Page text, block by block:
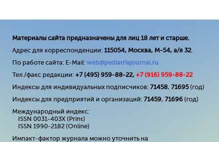
Материалы сайта предназначены для лиц 18 лет и старше.
Адрес для корреспонденции: 115054, Москва, М-54, а/я 32.
По работе сайта: E-Mail: web@pediatriajournal.ru
Тел./факс редакции: +7 (495) 959-88-22, +7 (916) 959-88-22
Индексы для индивидуальных подписчиков: 71458, 71695(год)
Индексы для предприятий и организаций: 71459, 71696 (год)
Международный индекс:
ISSN 0031-403X (Print)
ISSN 1990-2182 (Online)
Импакт-фактор журнала можно уточнить на